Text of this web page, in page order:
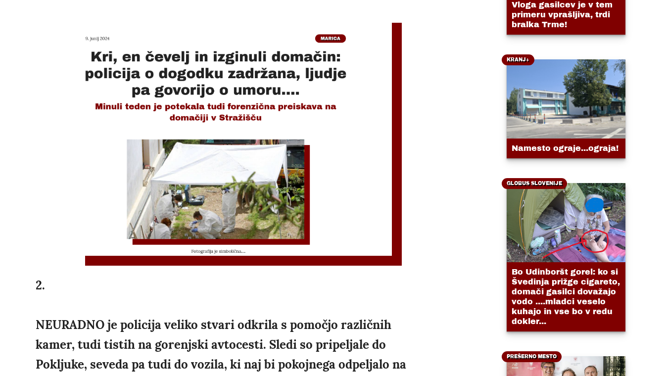
2.
NEURADNO je policija veliko stvari odkrila s pomočjo različnih
kamer, tudi tistih na gorenjski avtocesti. Sledi so pripeljale do
Pokljuke, seveda pa tudi do vozila, ki naj bi pokojnega odpeljalo na
Vloga gasilcev je v tem
primeru vprašljiva, trdi
bralka Trme!
KRANJ+
Namesto ograje...ograja!
GLOBUS SLOVENIJE
Bo Udinboršt gorel: ko si
Švedinja prižge cigareto,
domači gasilci dovažajo
vodo ....mladci veselo
kuhajo in vse bo v redu
dokler...
PREŠERNO MESTO